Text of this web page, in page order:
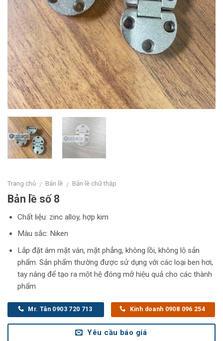
Trang chủ / Bản lề / Bản lề chữ thập
Bản lề số 8
Chất liệu: zinc alloy, hợp kim
Màu sắc: Niken
Lắp đặt âm mặt ván, mặt phẳng, không lồi, không lộ sản
phẩm. Sản phẩm thường được sử dụng với các loại ben hơi,
tay nâng để tạo ra một hệ đóng mở hiệu quả cho các thành
phẩm
Mr. Tân 0903 720 713 Kinh doanh 0908 096 254
Yêu cầu báo giá